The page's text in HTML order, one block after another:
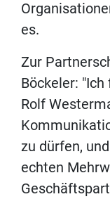
es.
Zur
Böckeler:
Rolf
zu dürfen,
echten